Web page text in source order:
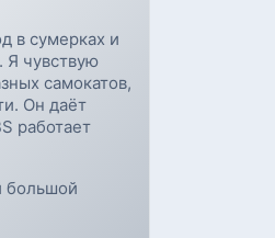
в сумерках и
чувствую
самокатов,
Он даёт
работает
большой